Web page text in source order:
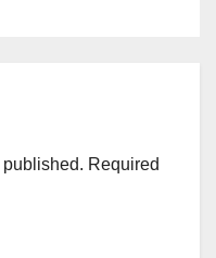
Required